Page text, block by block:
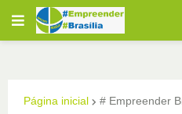
Página inicial # Empreender